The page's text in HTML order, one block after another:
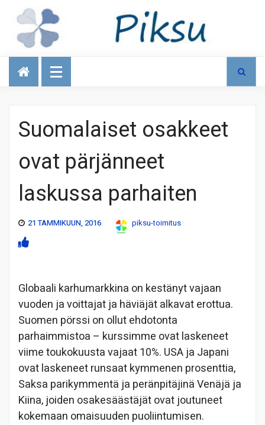
Talous
Suomalaiset osakkeet
ovat pärjänneet
laskussa parhaiten
21 TAMMIKUUN, 2016 piksu-toimitus
Globaali karhumarkkina on kestänyt vajaan
vuoden ja voittajat ja häviäjät alkavat erottua.
Suomen pörssi on ollut ehdotonta
parhaimmistoa – kurssimme ovat laskeneet
viime toukokuusta vajaat 10%. USA ja Japani
ovat laskeneet runsaat kymmenen prosenttia,
Saksa parikymmentä ja peränpitäjinä Venäjä ja
Kiina, joiden osakesäästäjät ovat joutuneet
kokemaan omaisuuden puoliintumisen.